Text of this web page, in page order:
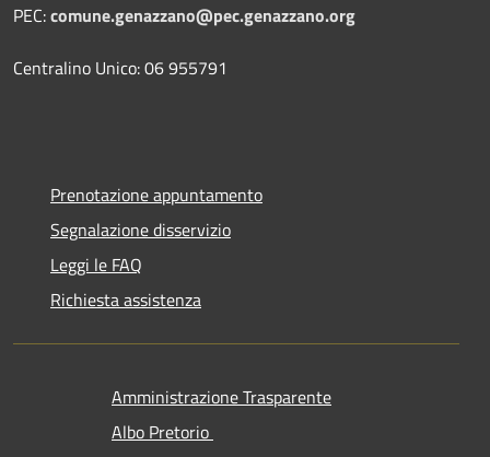
PEC:comune.genazzano@pec.genazzano.org
Centralino Unico: 06 955791
Prenotazione appuntamento
Segnalazione disservizio
Leggi le FAQ
Richiesta assistenza
Amministrazione Trasparente
Albo Pretorio